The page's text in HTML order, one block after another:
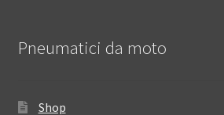
Pneumatici da moto
Shop